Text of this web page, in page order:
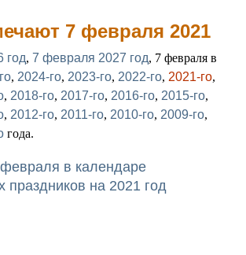
7 февраля 2021
год, 7 февраля 2027 год, 7 февраля в
, 2024-го, 2023-го, 2022-го, 2021-го,
, 2018-го, 2017-го, 2016-го, 2015-го,
, 2012-го, 2011-го, 2010-го, 2009-го,
года.
в календаре
праздников на 2021 год